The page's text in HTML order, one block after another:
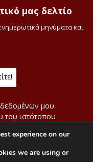
μας δελτίο
μηνύματα και
μου
του ιστότοπου
experience on our
we are using or